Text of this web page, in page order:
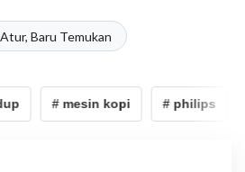
Atur, Baru Temukan
# mesin kopi # philips